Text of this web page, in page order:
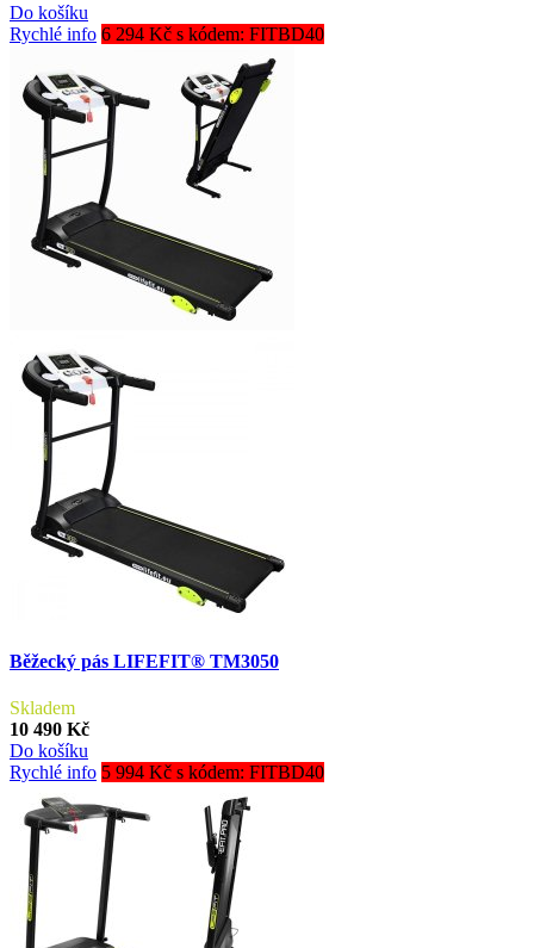
Do košíku
Rychlé info 6 294 Kč s kódem: FITBD40
Běžecký pás LIFEFIT® TM3050
Skladem
10 490 Kč
Do košíku
Rychlé info 5 994 Kč s kódem: FITBD40